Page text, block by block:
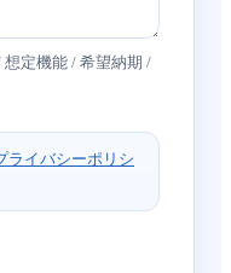
定機能 / 希望納期 /
ライバシーポリシ